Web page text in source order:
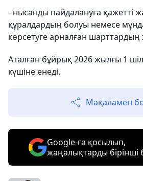
- нысанды пайдалануға қажетті
құралдардың болуы немесе
көрсетуге арналған шарттардың
Аталған бұйрық 2026 жылғы 1
күшіне енеді.
Мақаламен
Google-ға қосылып,
жаңалықтарды